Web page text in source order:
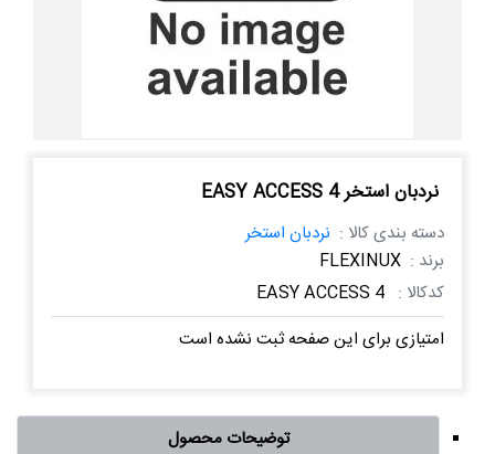
نردبان استخر EASY ACCESS 4
دسته بندی کالا : نردبان استخر
برند : FLEXINUX
کدکالا : 4 EASY ACCESS
امتیازی برای این صفحه ثبت نشده است
توضیحات محصول